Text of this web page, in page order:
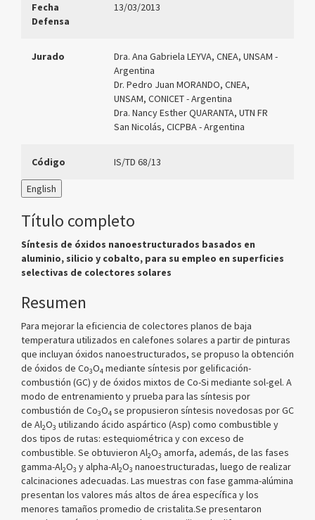
Fecha
Defensa
13/03/2013
Jurado
Dra. Ana Gabriela LEYVA, CNEA, UNSAM -
Argentina
Dr. Pedro Juan MORANDO, CNEA,
UNSAM, CONICET - Argentina
Dra. Nancy Esther QUARANTA, UTN FR
San Nicolás, CICPBA - Argentina
Código IS/TD 68/13
English
Título completo
Síntesis de óxidos nanoestructurados basados en
aluminio, silicio y cobalto, para su empleo en superficies
selectivas de colectores solares
Resumen
Para mejorar la eficiencia de colectores planos de baja
temperatura utilizados en calefones solares a partir de pinturas
que incluyan óxidos nanoestructurados, se propuso la obtención
de óxidos de Co3O4 mediante síntesis por gelificación-
combustión (GC) y de óxidos mixtos de Co-Si mediante sol-gel. A
modo de entrenamiento y prueba para las síntesis por
combustión de Co3O4 se propusieron síntesis novedosas por GC
de Al2O3 utilizando ácido aspártico (Asp) como combustible y
dos tipos de rutas: estequiométrica y con exceso de
combustible. Se obtuvieron Al2O3 amorfa, además, de las fases
gamma-Al2O3 y alpha-Al2O3 nanoestructuradas, luego de realizar
calcinaciones adecuadas. Las muestras con fase gamma-alúmina
presentan los valores más altos de área específica y los
menores tamaños promedio de cristalita.Se presentaron